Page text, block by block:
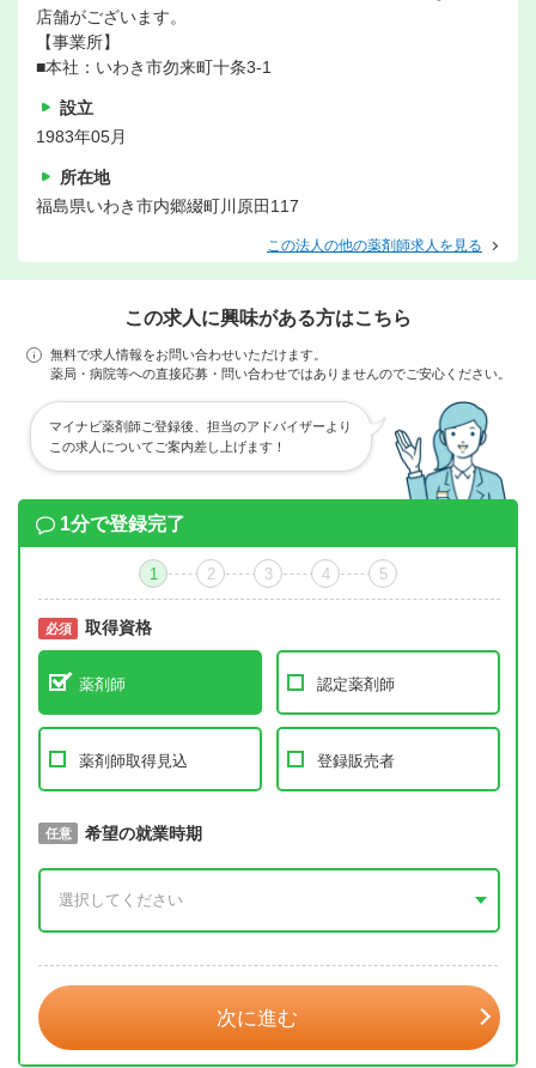
店舗がございます。
【事業所】
■本社：いわき市勿来町十条3-1
設立
1983年05月
所在地
福島県いわき市内郷綴町川原田117
この法人の他の薬剤師求人を見る
この求人に興味がある方はこちら
無料で求人情報をお問い合わせいただけます。
薬局・病院等への直接応募・問い合わせではありませんのでご安心ください。
マイナビ薬剤師ご登録後、担当のアドバイザーより
この求人についてご案内差し上げます！
1分で登録完了
1 2 3 4 5
必須 取得資格
薬剤師 認定薬剤師
薬剤師取得見込 登録販売者
必須 取得予定年
任意 希望の就業時期
次に進む